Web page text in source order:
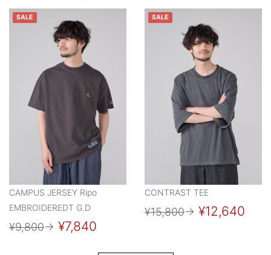
SALE
CAMPUS JERSEY Ripo
EMBROIDEREDT G.D
¥9,800→ ¥7,840
SALE
CONTRAST TEE
¥15,800→ ¥12,640